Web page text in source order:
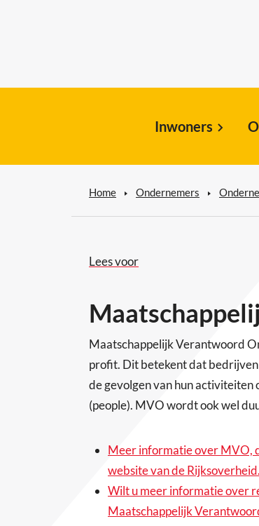
Inwoners
Home Ondernemers
Lees voor
Maatschappelijk Verantwoord
profit. Dit betekent dat
de gevolgen van hun activiteiten
(people). MVO wordt ook wel
Meer informatie over MVO,
website van de Rijksoverheid.
Wilt u meer informatie over
Maatschappelijk